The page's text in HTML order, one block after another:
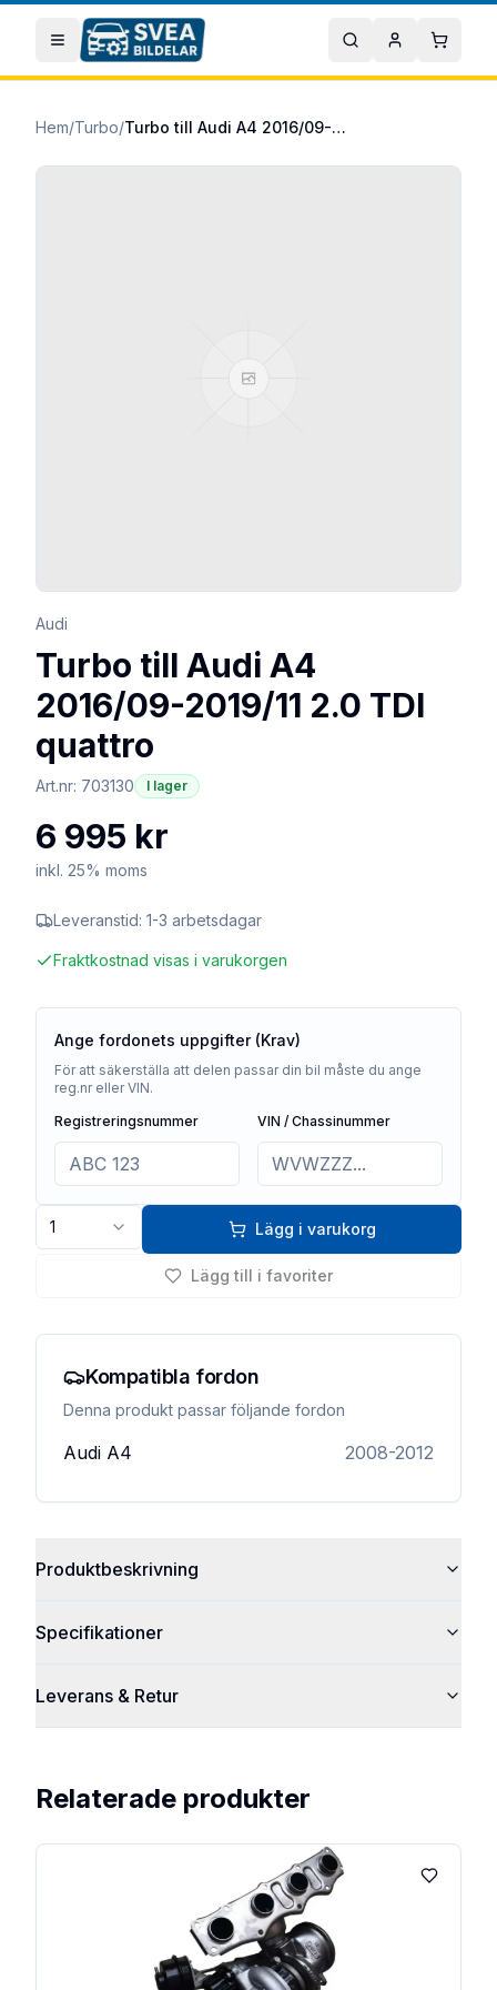
Hoppa till huvudinnehåll
Öppna meny Sök Mitt konto
Hem/Turbo/ Turbo till Audi A4 2016/09-2019/11 2.0 TDI quattro
Audi
Turbo till Audi A4
2016/09-2019/11 2.0 TDI
quattro
Art.nr: 703130 I lager
6 995 kr
inkl. 25% moms
Leveranstid: 1-3 arbetsdagar
Fraktkostnad visas i varukorgen
Ange fordonets uppgifter (Krav)
För att säkerställa att delen passar din bil måste du ange
reg.nr eller VIN.
Registreringsnummer
VIN / Chassinummer
1 Lägg i varukorg
Lägg till i favoriter
Kompatibla fordon
Denna produkt passar följande fordon
Audi A4 2008-2012
Produktbeskrivning
Specifikationer
Leverans & Retur
Relaterade produkter
Lägg till